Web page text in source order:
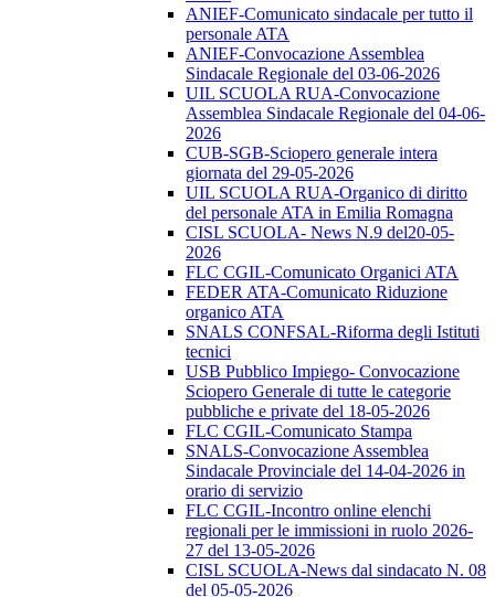
ANIEF-Comunicato sindacale per tutto il
personale ATA
ANIEF-Convocazione Assemblea
Sindacale Regionale del 03-06-2026
UIL SCUOLA RUA-Convocazione
Assemblea Sindacale Regionale del 04-06-
2026
CUB-SGB-Sciopero generale intera
giornata del 29-05-2026
UIL SCUOLA RUA-Organico di diritto
del personale ATA in Emilia Romagna
CISL SCUOLA- News N.9 del20-05-
2026
FLC CGIL-Comunicato Organici ATA
FEDER ATA-Comunicato Riduzione
organico ATA
SNALS CONFSAL-Riforma degli Istituti
tecnici
USB Pubblico Impiego- Convocazione
Sciopero Generale di tutte le categorie
pubbliche e private del 18-05-2026
FLC CGIL-Comunicato Stampa
SNALS-Convocazione Assemblea
Sindacale Provinciale del 14-04-2026 in
orario di servizio
FLC CGIL-Incontro online elenchi
regionali per le immissioni in ruolo 2026-
27 del 13-05-2026
CISL SCUOLA-News dal sindacato N. 08
del 05-05-2026